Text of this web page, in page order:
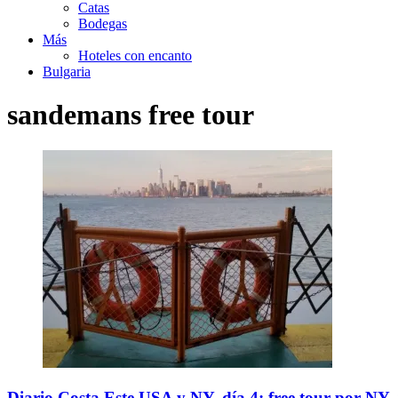
Catas
Bodegas
Más
Hoteles con encanto
Bulgaria
sandemans free tour